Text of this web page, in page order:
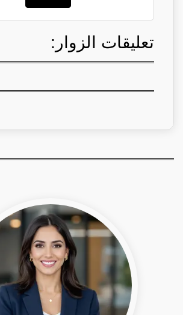
تعليقات الزوار: